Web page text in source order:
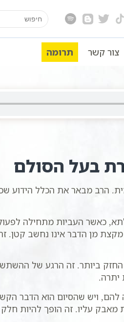
Search
for:
צור קשר תרומה
למה כל ההתחלות קשות? הרב
בעל הסולם
הרב מבאר את הכלל הידוע
כאשר העביות מתחילה
מקצת מן הדבר אינו נחשב קטן.
החזק ביותר. זה הרגע של
יתרה.
ויש שהסיום הוא הדבר
עליו. זה הופך להיות חלק